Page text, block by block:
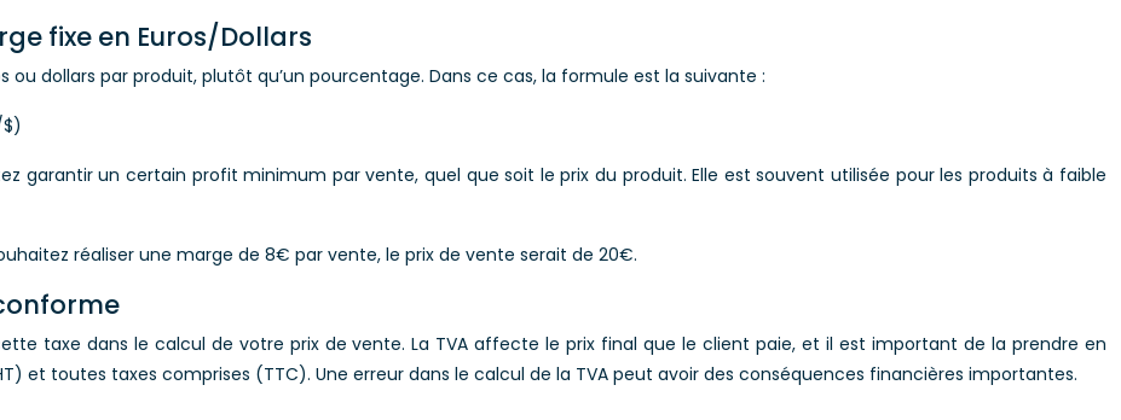
fixe en Euros/Dollars
dollars par produit, plutôt qu’un pourcentage. Dans ce cas, la formule est la suivante :
garantir un certain profit minimum par vente, quel que soit le prix du produit. Elle est souvent utilisée pour les produits à faible
réaliser une marge de 8€ par vente, le prix de vente serait de 20€.
taxe dans le calcul de votre prix de vente. La TVA affecte le prix final que le client paie, et il est important de la prendre en
et toutes taxes comprises (TTC). Une erreur dans le calcul de la TVA peut avoir des conséquences financières importantes.